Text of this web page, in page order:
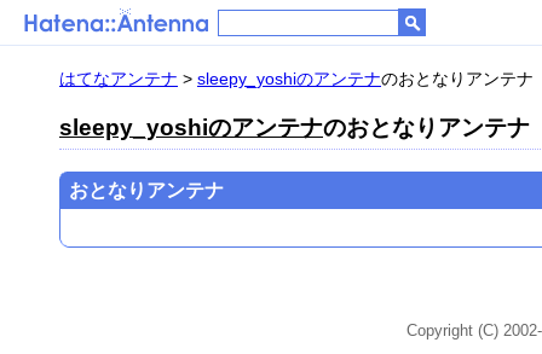
はてなアンテナ > sleepy_yoshiのアンテナのおとなりアンテナ
sleepy_yoshiのアンテナのおとなりアンテナ
おとなりアンテナ
Copyright (C)